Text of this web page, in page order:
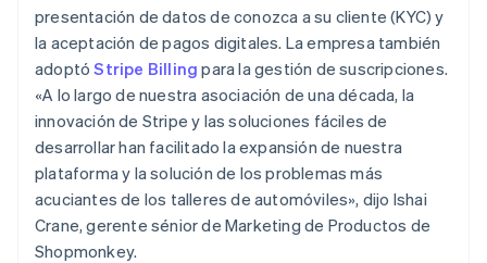
presentación de datos de conozca a su cliente (KYC) y
la aceptación de pagos digitales. La empresa también
adoptóStripe Billing para la gestión de suscripciones.
«A lo largo de nuestra asociación de una década, la
innovación de Stripe y las soluciones fáciles de
desarrollar han facilitado la expansión de nuestra
plataforma y la solución de los problemas más
acuciantes de los talleres de automóviles», dijo Ishai
Crane, gerente sénior de Marketing de Productos de
Shopmonkey.